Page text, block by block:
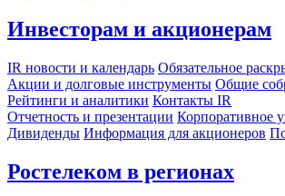
Инвесторам и акционерам
IR новости и календарь Обязательное
Акции и долговые инструменты Общие
Рейтинги и аналитики Контакты IR
Отчетность и презентации Корпоративное
Дивиденды Информация для акционеров
Ростелеком в регионах